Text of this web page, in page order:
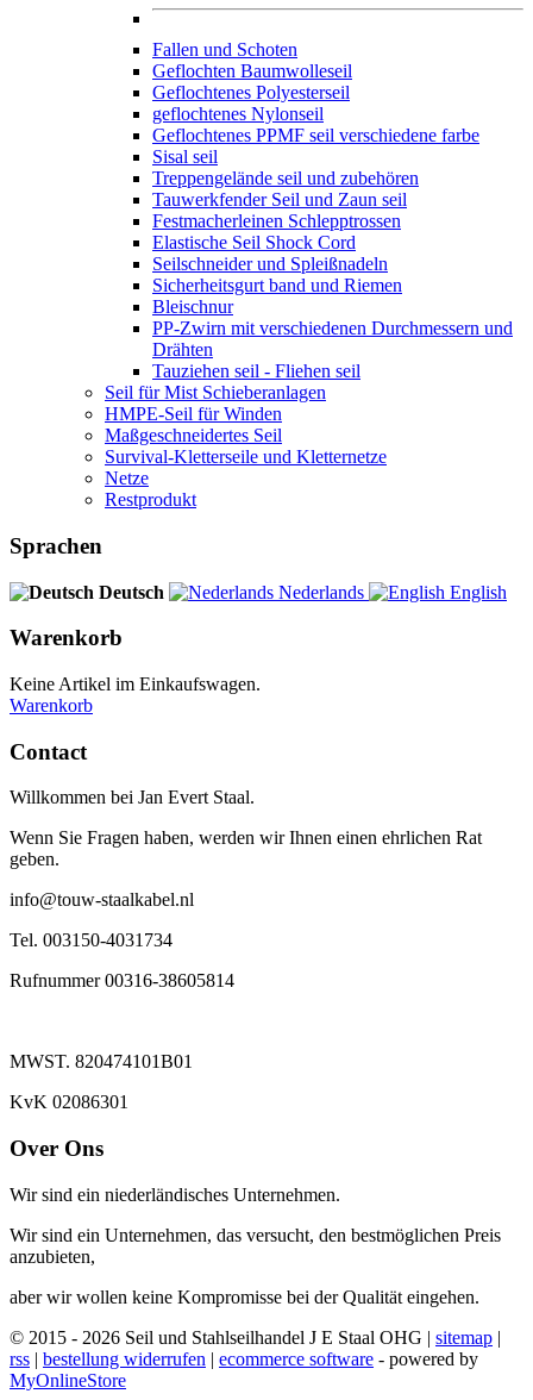
Fallen und Schoten
Geflochten Baumwolleseil
Geflochtenes Polyesterseil
geflochtenes Nylonseil
Geflochtenes PPMF seil verschiedene farbe
Sisal seil
Treppengelände seil und zubehören
Tauwerkfender Seil und Zaun seil
Festmacherleinen Schlepptrossen
Elastische Seil Shock Cord
Seilschneider und Spleißnadeln
Sicherheitsgurt band und Riemen
Bleischnur
PP-Zwirn mit verschiedenen Durchmessern und
Drähten
Tauziehen seil - Fliehen seil
Seil für Mist Schieberanlagen
HMPE-Seil für Winden
Maßgeschneidertes Seil
Survival-Kletterseile und Kletternetze
Netze
Restprodukt
Sprachen
Deutsch Nederlands English
Warenkorb
Keine Artikel im Einkaufswagen.
Warenkorb
Contact
Willkommen bei Jan Evert Staal.
Wenn Sie Fragen haben, werden wir Ihnen einen ehrlichen Rat
geben.
info@touw-staalkabel.nl
Tel. 003150-4031734
Rufnummer 00316-38605814
MWST. 820474101B01
KvK 02086301
Over Ons
Wir sind ein niederländisches Unternehmen.
Wir sind ein Unternehmen, das versucht, den bestmöglichen Preis
anzubieten,
aber wir wollen keine Kompromisse bei der Qualität eingehen.
© 2015 - 2026 Seil und Stahlseilhandel J E Staal OHG | sitemap |
rss | bestellung widerrufen | ecommerce software - powered by
MyOnlineStore